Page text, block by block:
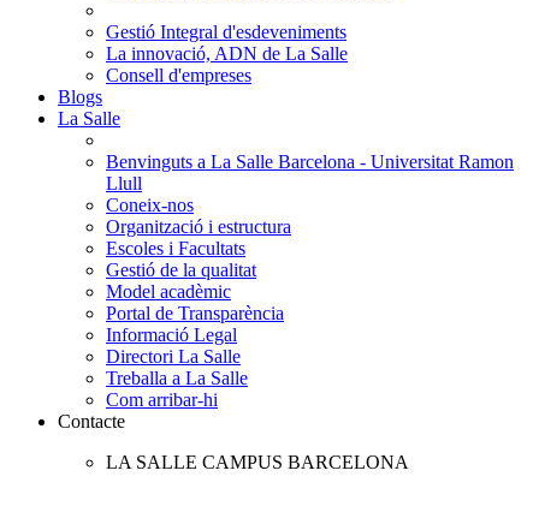
Gestió Integral d'esdeveniments
La innovació, ADN de La Salle
Consell d'empreses
Blogs
La Salle
Benvinguts a La Salle Barcelona - Universitat Ramon
Llull
Coneix-nos
Organització i estructura
Escoles i Facultats
Gestió de la qualitat
Model acadèmic
Portal de Transparència
Informació Legal
Directori La Salle
Treballa a La Salle
Com arribar-hi
Contacte
LA SALLE CAMPUS BARCELONA